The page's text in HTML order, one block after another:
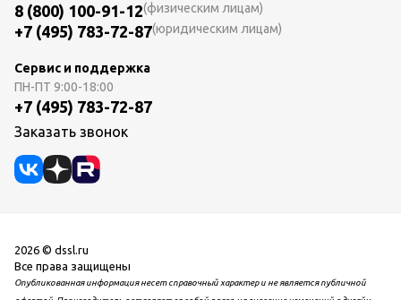
8 (800) 100-91-12(физическим лицам)
+7 (495) 783-72-87(юридическим лицам)
Сервис и поддержка
ПН-ПТ 9:00-18:00
+7 (495) 783-72-87
Заказать звонок
2026 © dssl.ru
Все права защищены
Опубликованная информация несет справочный характер и не является публичной